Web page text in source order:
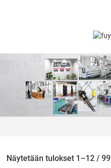
Näytetään tulokset 1–12 / 99